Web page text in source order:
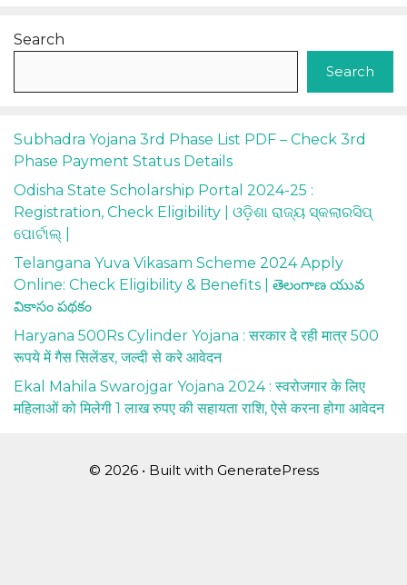
Search
Search
Subhadra Yojana 3rd Phase List PDF – Check 3rd
Phase Payment Status Details
Odisha State Scholarship Portal 2024-25 :
Registration, Check Eligibility | ଓଡ଼ିଶା ରାଜ୍ୟ ସ୍କଲାରସିପ୍
ପୋର୍ଟାଲ୍ |
Telangana Yuva Vikasam Scheme 2024 Apply
Online: Check Eligibility & Benefits | తెలంగాణ యువ
వికాసం పథకం
Haryana 500Rs Cylinder Yojana : सरकार दे रही मात्र 500
रूपये में गैस सिलेंडर, जल्दी से करे आवेदन
Ekal Mahila Swarojgar Yojana 2024 : स्वरोजगार के लिए
महिलाओं को मिलेगी 1 लाख रुपए की सहायता राशि, ऐसे करना होगा आवेदन
© 2026 • Built with GeneratePress